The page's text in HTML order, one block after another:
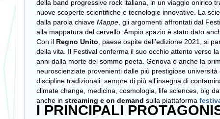
della band progressive rock italiana, in un viaggio onirico
nuove scoperte scientifiche e tecnologie innovative. La
dalla parola chiave Mappe , gli argomenti affrontati dal
alla mappatura del cervello. Ampio spazio è stato dato
Con il Regno Unito , paese ospite dell’edizione 2021, si
della vita. Il Festival conferma il suo occhio attento verso
anni dalla morte del sommo poeta. Genova è anche la
neuroscienziate provenienti dalle più prestigiose
discipline tradizionali: sempre di più all’insegna di
climate change, medicina, cosmologia, life sciences, big
anche in streaming e on demand sulla piattaforma
I PRINCIPALI